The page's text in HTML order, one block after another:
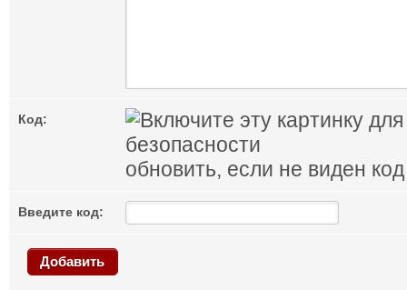
Код:
обновить, если не виден код
Введите код:
Добавить